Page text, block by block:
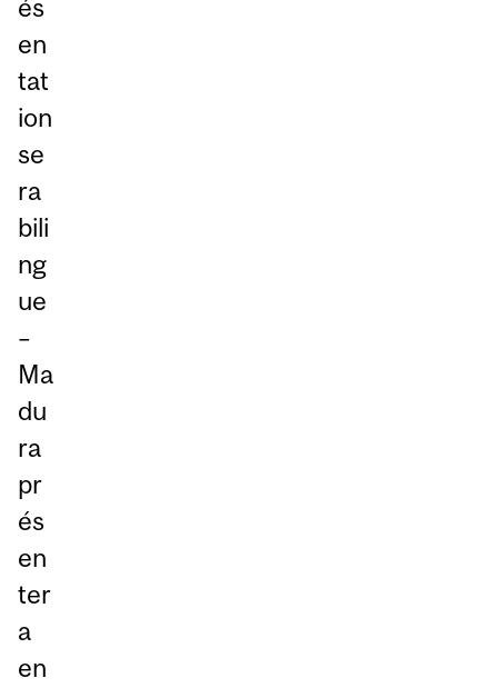
és
en
tat
ion
se
ra
bili
ng
ue
–
Ma
du
ra
pr
és
en
ter
a
en